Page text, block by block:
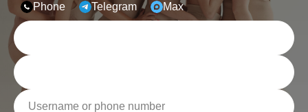
Phone Telegram Max